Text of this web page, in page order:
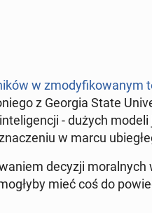
w zmo­dy­fi­ko­wa­nym
z Georgia State
- dużych
w marcu
decyzji
mieć coś do